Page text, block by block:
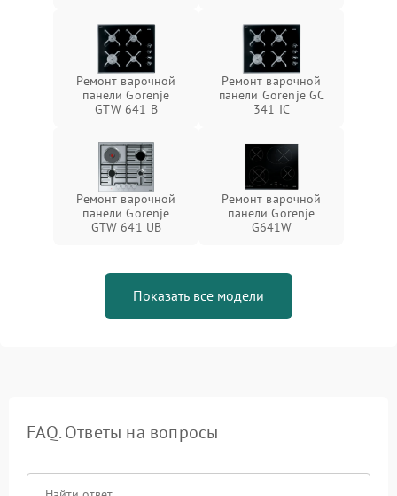
Ремонт варочной
панели Gorenje
GTW 641 B
Ремонт варочной
панели Gorenje GC
341 IC
Ремонт варочной
панели Gorenje
GTW 641 UB
Ремонт варочной
панели Gorenje
G641W
Показать все модели
FAQ. Ответы на вопросы